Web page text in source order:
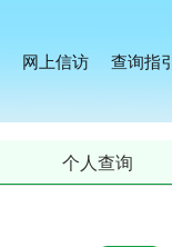
网上信访 查询指
个人查询